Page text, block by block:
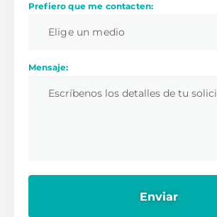
Prefiero que me contacten:
Elige un medio
Mensaje: